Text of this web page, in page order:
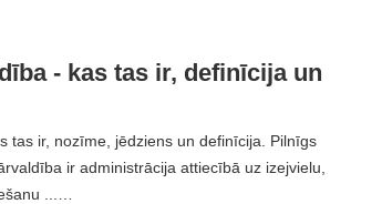
- kas tas ir, definīcija un
tas ir, nozīme, jēdziens un definīcija. Pilnīgs
ir administrācija attiecībā uz izejvielu,
...…